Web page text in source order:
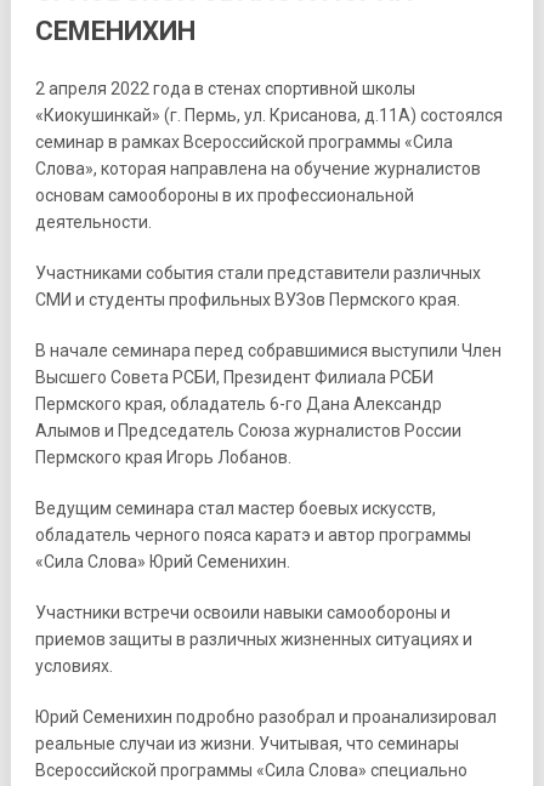
СЕМЕНИХИН
2 апреля 2022 года в стенах спортивной школы
«Киокушинкай» (г. Пермь, ул. Крисанова, д.11А) состоялся
семинар в рамках Всероссийской программы «Сила
Слова», которая направлена на обучение журналистов
основам самообороны в их профессиональной
деятельности.
Участниками события стали представители различных
СМИ и студенты профильных ВУЗов Пермского края.
В начале семинара перед собравшимися выступили Член
Высшего Совета РСБИ, Президент Филиала РСБИ
Пермского края, обладатель 6-го Дана Александр
Алымов и Председатель Союза журналистов России
Пермского края Игорь Лобанов.
Ведущим семинара стал мастер боевых искусств,
обладатель черного пояса каратэ и автор программы
«Сила Слова» Юрий Семенихин.
Участники встречи освоили навыки самообороны и
приемов защиты в различных жизненных ситуациях и
условиях.
Юрий Семенихин подробно разобрал и проанализировал
реальные случаи из жизни. Учитывая, что семинары
Всероссийской программы «Сила Слова» специально